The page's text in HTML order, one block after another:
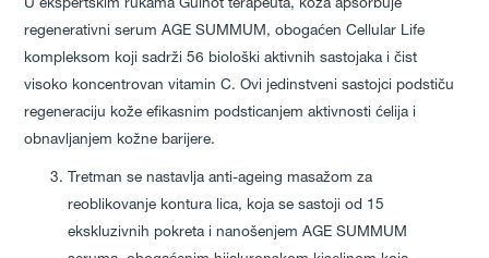
U ekspertskim rukama Guinot terapeuta, koža apsorbuje
regenerativni serum AGE SUMMUM, obogaćen Cellular Life
kompleksom koji sadrži 56 biološki aktivnih sastojaka i čist
visoko koncentrovan vitamin C. Ovi jedinstveni sastojci podstiču
regeneraciju kože efikasnim podsticanjem aktivnosti ćelija i
obnavljanjem kožne barijere.
Tretman se nastavlja anti-ageing masažom za
reoblikovanje kontura lica, koja se sastoji od 15
ekskluzivnih pokreta i nanošenjem AGE SUMMUM